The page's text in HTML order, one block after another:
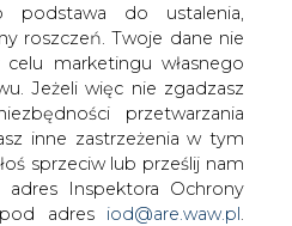
do ustalenia,
roszczeń. Twoje dane nie
marketingu własnego
Jeżeli więc nie zgadzasz
przetwarzania
inne zastrzeżenia w tym
sprzeciw lub prześlij nam
adres Inspektora Ochrony
adres iod@are.waw.pl
narzędzi sztucznej inteligencji.
się na włączenie publikacji do